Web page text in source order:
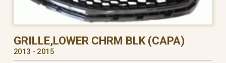
GRILLE,LOWER CHRM BLK (CAPA)
2013 - 2015